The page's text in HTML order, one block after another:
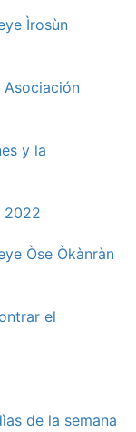
Ìrosùn
y la
2022
Òse Òkànràn
el
de la semana